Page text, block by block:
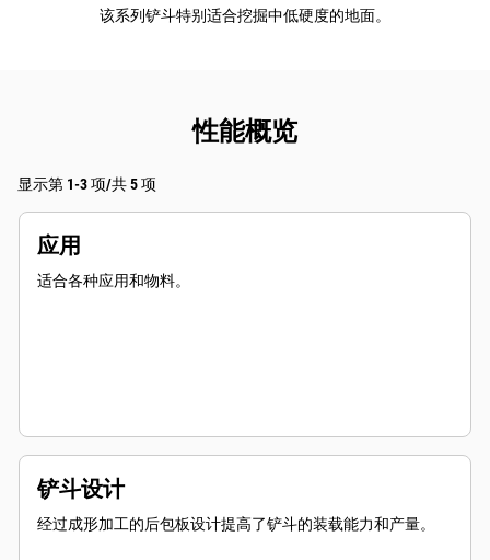
该系列铲斗特别适合挖掘中低硬度的地面。
性能概览
显示第 1-3 项/共 5 项
应用
适合各种应用和物料。
铲斗设计
经过成形加工的后包板设计提高了铲斗的装载能力和产量。